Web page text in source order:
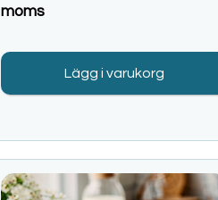
moms
Lägg i varukorg